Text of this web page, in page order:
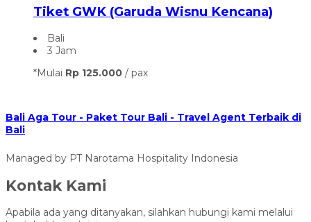
Tiket GWK (Garuda Wisnu Kencana)
Bali
3 Jam
*Mulai Rp 125.000 / pax
Bali Aga Tour - Paket Tour Bali - Travel Agent Terbaik di
Bali
Managed by PT Narotama Hospitality Indonesia
Kontak Kami
Apabila ada yang ditanyakan, silahkan hubungi kami melalui